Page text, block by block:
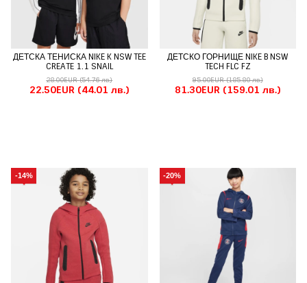
ДЕТСКА ТЕНИСКА NIKE K NSW TEE
CREATE 1.1 SNAIL
28.00EUR(54.76 лв.)
22.50EUR (44.01 лв.)
ДЕТСКО ГОРНИЩЕ NIKE B NSW
TECH FLC FZ
95.00EUR(185.80 лв.)
81.30EUR (159.01 лв.)
-14% -20%